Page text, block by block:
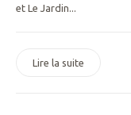
et Le Jardin...
Lire la suite